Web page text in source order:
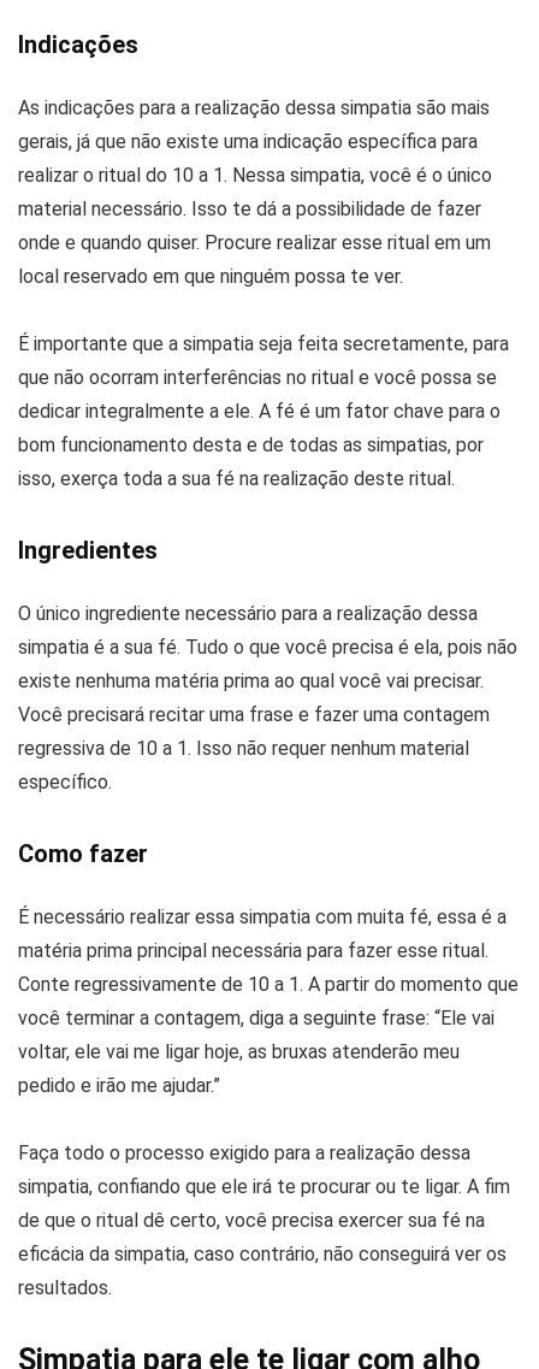
Indicações
As indicações para a realização dessa simpatia são mais
gerais, já que não existe uma indicação específica para
realizar o ritual do 10 a 1. Nessa simpatia, você é o único
material necessário. Isso te dá a possibilidade de fazer
onde e quando quiser. Procure realizar esse ritual em um
local reservado em que ninguém possa te ver.
É importante que a simpatia seja feita secretamente, para
que não ocorram interferências no ritual e você possa se
dedicar integralmente a ele. A fé é um fator chave para o
bom funcionamento desta e de todas as simpatias, por
isso, exerça toda a sua fé na realização deste ritual.
Ingredientes
O único ingrediente necessário para a realização dessa
simpatia é a sua fé. Tudo o que você precisa é ela, pois não
existe nenhuma matéria prima ao qual você vai precisar.
Você precisará recitar uma frase e fazer uma contagem
regressiva de 10 a 1. Isso não requer nenhum material
específico.
Como fazer
É necessário realizar essa simpatia com muita fé, essa é a
matéria prima principal necessária para fazer esse ritual.
Conte regressivamente de 10 a 1. A partir do momento que
você terminar a contagem, diga a seguinte frase: “Ele vai
voltar, ele vai me ligar hoje, as bruxas atenderão meu
pedido e irão me ajudar.”
Faça todo o processo exigido para a realização dessa
simpatia, confiando que ele irá te procurar ou te ligar. A fim
de que o ritual dê certo, você precisa exercer sua fé na
eficácia da simpatia, caso contrário, não conseguirá ver os
resultados.
Simpatia para ele te ligar com alho